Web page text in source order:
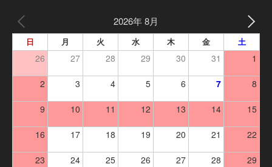
2026年 8月
日 月 火 水 木 金 土
26 27 28 29 30 31 1
2 3 4 5 6 7 8
9 10 11 12 13 14 15
16 17 18 19 20 21 22
23 24 25 26 27 28 29